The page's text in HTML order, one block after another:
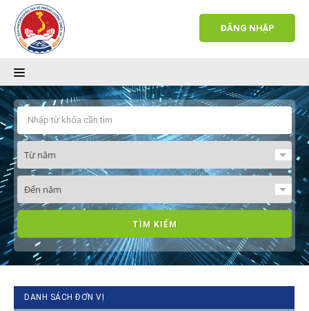
ĐĂNG NHẬP
Quản lý dữ liệu
Báo cáo KHCN
Báo cáo thống kê
TÌM KIẾM
DANH SÁCH ĐƠN VỊ